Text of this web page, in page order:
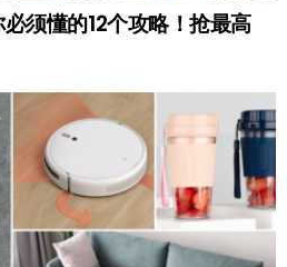
须懂的12个攻略！抢最高